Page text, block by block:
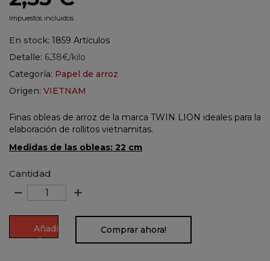
Impuestos incluidos
En stock: 1859 Artículos
Detalle: 6,38€/kilo
Categoría: Papel de arroz
Origen: VIETNAM
Finas obleas de arroz de la marca TWIN LION ideales para la
elaboración de rollitos vietnamitas.
Medidas de las obleas: 22 cm
Cantidad
remove add
Añadir
al
Comprar ahora!